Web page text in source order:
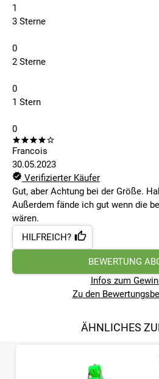
1
3 Sterne
0
2 Sterne
0
1 Stern
0
Francois
30.05.2023
Verifizierter Käufer
Gut, aber Achtung bei der Größe.
Außerdem fände ich gut wenn die
wären.
HILFREICH?
BEWERTUNG
Infos zum
Zu den
ÄHNLICHES